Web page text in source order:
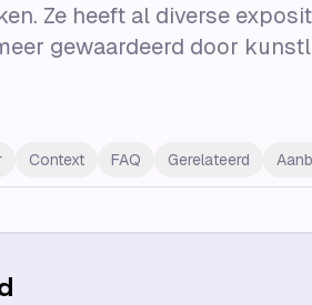
Ze heeft al diverse
gewaardeerd door
Context FAQ Gerelateerd